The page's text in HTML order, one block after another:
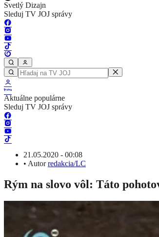
Svetlý Dizajn
Sleduj TV JOJ správy
Aktuálne populárne
Sleduj TV JOJ správy
21.05.2020 - 00:08
• Autorredakcia/LC
Rým na slovo vôl: Táto